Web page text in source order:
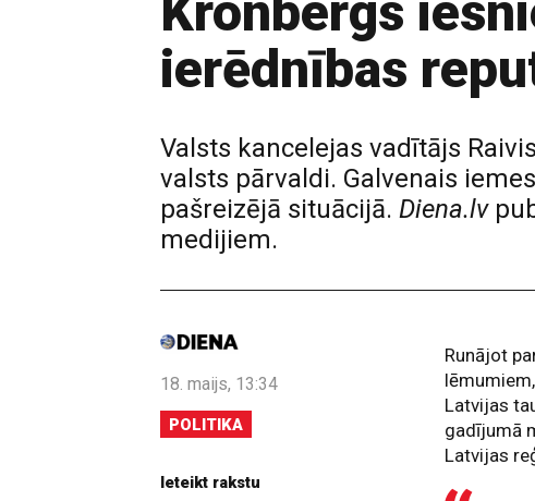
Kronbergs
ierēdnības
Valsts kancelejas vadītājs
valsts pārvaldi. Galvenais
pašreizējā situācijā. Diena.lv
medijiem.
18. maijs, 13:34
POLITIKA
Ieteikt rakstu
Runājot
Latvijas
gadījumā
Latvijas